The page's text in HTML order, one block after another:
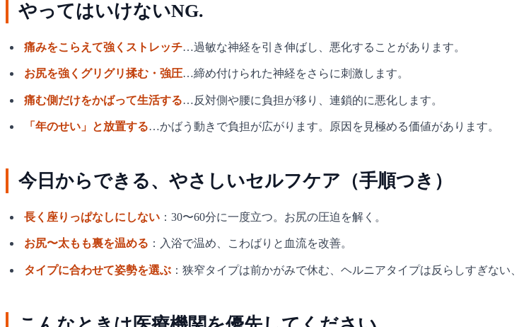
やってはいけないNG.
痛みをこらえて強くストレッチ…過敏な神経を引き伸ばし、悪化することがあります。
お尻を強くグリグリ揉む・強圧…締め付けられた神経をさらに刺激します。
痛む側だけをかばって生活する…反対側や腰に負担が移り、連鎖的に悪化します。
「年のせい」と放置する…かばう動きで負担が広がります。原因を見極める価値があります。
今日からできる、やさしいセルフケア（手順つき）
長く座りっぱなしにしない：30〜60分に一度立つ。お尻の圧迫を解く。
お尻〜太もも裏を温める ：入浴で温め、こわばりと血流を改善。
タイプに合わせて姿勢を選ぶ：狭窄タイプは前かがみで休む、ヘルニアタイプは反らしすぎない、